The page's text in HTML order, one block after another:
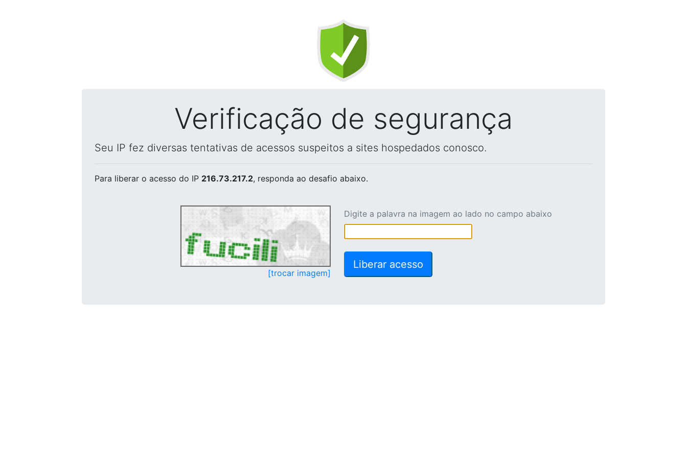
Verificação de segurança
Seu IP fez diversas tentativas de acessos suspeitos a sites hospedados conosco.
Para liberar o acesso do IP 216.73.217.2, responda ao desafio abaixo.
[trocar imagem]
Digite a palavra na imagem ao lado no campo abaixo